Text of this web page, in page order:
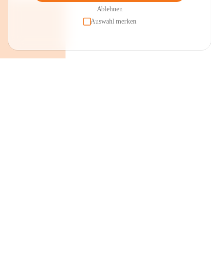
Ablehnen
Auswahl merken